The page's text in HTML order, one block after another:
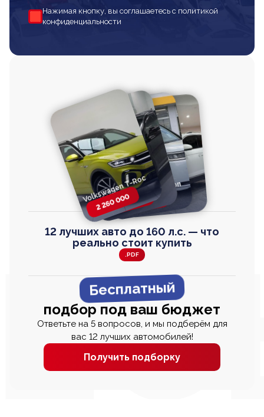
Нажимая кнопку, вы соглашаетесь с политикой
конфиденциальности
Volkswagen T-Roc
2 260 000
Toyota Harrier
2 820 000
Honda Step Wagon
2 820 000
Volkswagen
TAYRON
2 670 000
12 лучших авто до 160 л.с. — что
реально стоит купить
.PDF
Бесплатный
подбор под ваш бюджет
Ответьте на 5 вопросов, и мы подберём для
вас 12 лучших автомобилей!
Получить подборку